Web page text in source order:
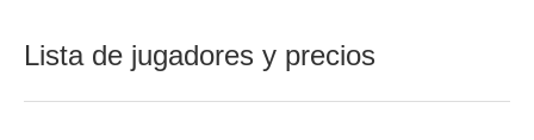
Lista de jugadores y precios